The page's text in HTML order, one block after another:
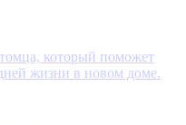
который поможет
жизни в новом доме.